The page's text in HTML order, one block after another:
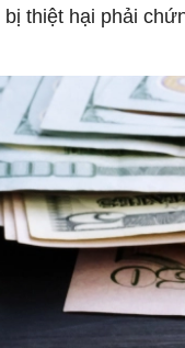
thiệt hại phải